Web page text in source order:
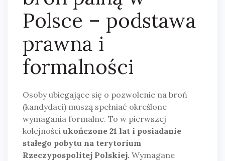
Polsce – podstawa
prawna i
formalności
Osoby ubiegające się o pozwolenie na broń
(kandydaci) muszą spełniać określone
wymagania formalne. To w pierwszej
kolejności ukończone 21 lat i posiadanie
stałego pobytu na terytorium
Rzeczypospolitej Polskiej. Wymagane